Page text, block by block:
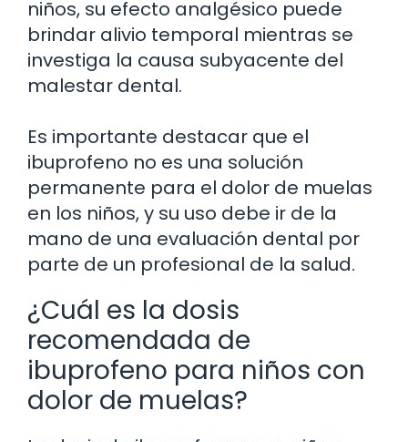
niños, su efecto analgésico puede
brindar alivio temporal mientras se
investiga la causa subyacente del
malestar dental.
Es importante destacar que el
ibuprofeno no es una solución
permanente para el dolor de muelas
en los niños, y su uso debe ir de la
mano de una evaluación dental por
parte de un profesional de la salud.
¿Cuál es la dosis
recomendada de
ibuprofeno para niños con
dolor de muelas?